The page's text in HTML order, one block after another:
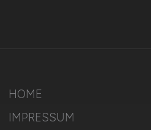
HOME
IMPRESSUM